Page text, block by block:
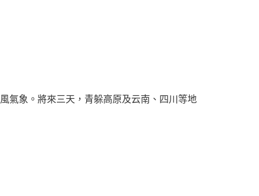
氣象。將來三天，青躲高原及云南、四川等地